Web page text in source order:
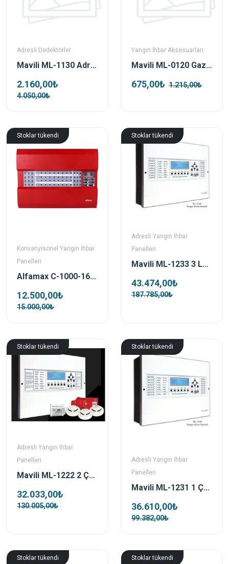
Adresli Dedektörler
Mavili ML-1130 Adresli Sıcaklık Dedektörü
2.160,00₺
4.050,00₺
Yangın İhbar Aksesuarları
Mavili ML-0120 Gaz Dedektörü Sıva Üstü Bağlantı Kutusu
675,00₺ 1.215,00₺
Stoklar tükendi
Konvanyisonel Yangın İhbar
Panelleri
Alfamax C-1000-16 16 Zonlu Konvansiyonel Yangın Alarm Paneli
12.500,00₺
15.000,00₺
Stoklar tükendi
Adresli Yangın İhbar
Panelleri
Mavili ML-1233 3 Loop 381 Adres Yangın Alarm Santrali
43.474,00₺
187.785,00₺
Stoklar tükendi
Adresli Yangın İhbar
Panelleri
Mavili ML-1222 2 Çevrim Adresli Yangın Alarm Santrali
32.033,00₺
130.005,00₺
Stoklar tükendi
Adresli Yangın İhbar
Panelleri
Mavili ML-1231 1 Çevrim 127 Adres Yangın Alarm Santrali
36.610,00₺
99.382,00₺
Stoklar tükendi Stoklar tükendi